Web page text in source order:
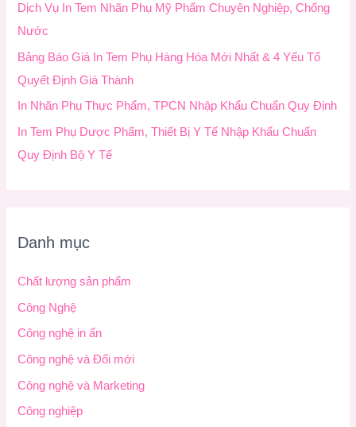
:Dịch Vụ In Tem Nhãn Phụ Mỹ Phẩm Chuyên Nghiệp, Chống
Nước
Bảng Báo Giá In Tem Phụ Hàng Hóa Mới Nhất & 4 Yếu Tố
Quyết Định Giá Thành
In Nhãn Phụ Thực Phẩm, TPCN Nhập Khẩu Chuẩn Quy Định
In Tem Phụ Dược Phẩm, Thiết Bị Y Tế Nhập Khẩu Chuẩn
Quy Định Bộ Y Tế
Danh mục
Chất lượng sản phẩm
Công Nghệ
Công nghệ in ấn
Công nghệ và Đổi mới
Công nghệ và Marketing
Công nghiệp